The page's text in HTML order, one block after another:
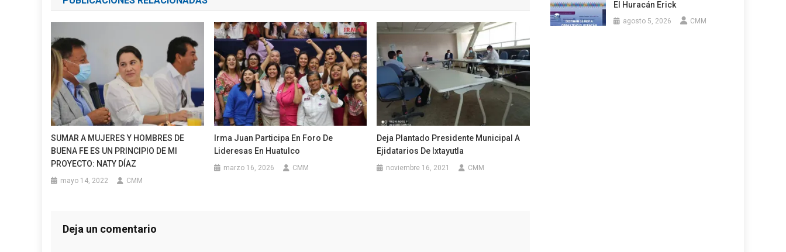
entradas
SUMAR A MUJERES Y HOMBRES DE
BUENA FE ES UN PRINCIPIO DE MI
PROYECTO: NATY DÍAZ
mayo 14, 2022 CMM
Irma Juan Participa En Foro De
Lideresas En Huatulco
marzo 16, 2026 CMM
Deja Plantado Presidente Municipal A
Ejidatarios De Ixtayutla
noviembre 16, 2021 CMM
Deja un comentario
El Huracán Erick
agosto 5, 2026 CMM